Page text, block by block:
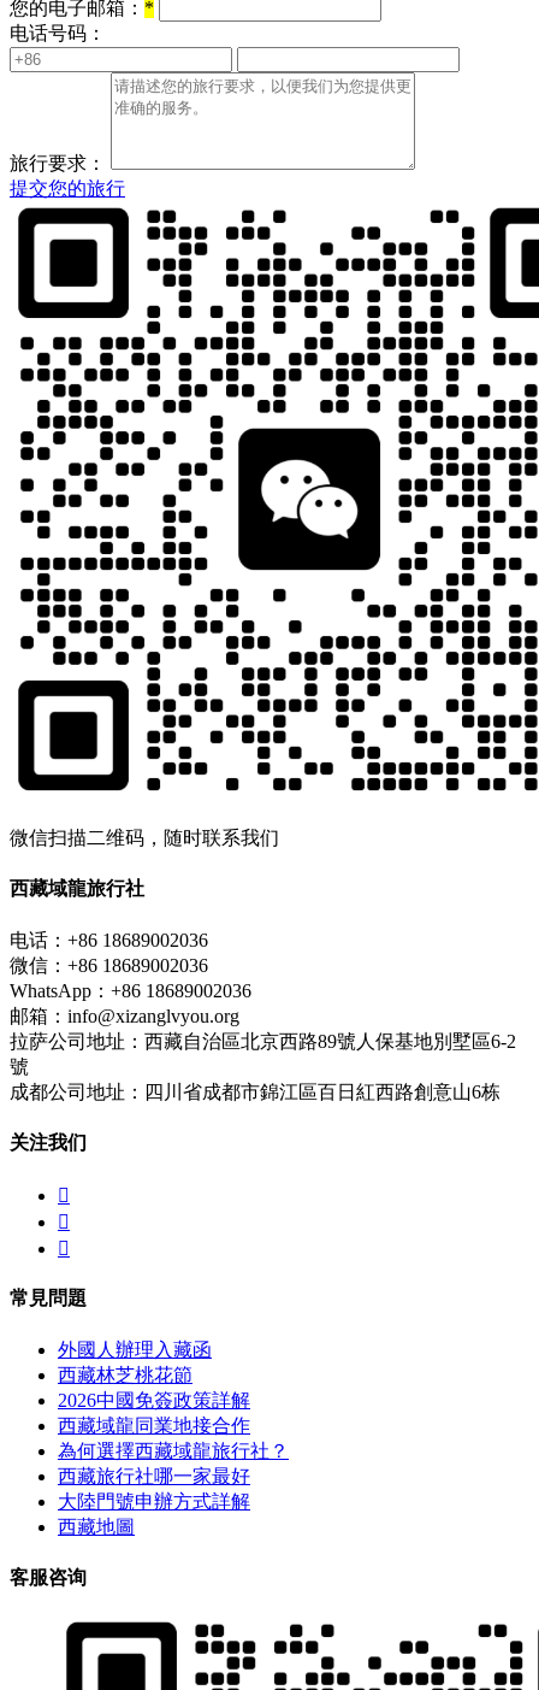
您的电子邮箱： *
电话号码：
旅行要求：
提交您的旅行
微信扫描二维码，随时联系我们
西藏域龍旅行社
电话：+86 18689002036
微信：+86 18689002036
WhatsApp：+86 18689002036
邮箱：info@xizanglvyou.org
拉萨公司地址：西藏自治區北京西路89號人保基地別墅區6-2
號
成都公司地址：四川省成都市錦江區百日紅西路創意山6栋
关注我们



常見問題
外國人辦理入藏函
西藏林芝桃花節
2026中國免簽政策詳解
西藏域龍同業地接合作
為何選擇西藏域龍旅行社？
西藏旅行社哪一家最好
大陸門號申辦方式詳解
西藏地圖
客服咨询